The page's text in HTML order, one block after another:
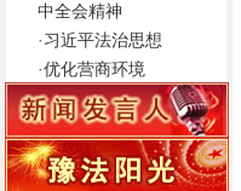
中全会精神
·习近平法治思想
·优化营商环境